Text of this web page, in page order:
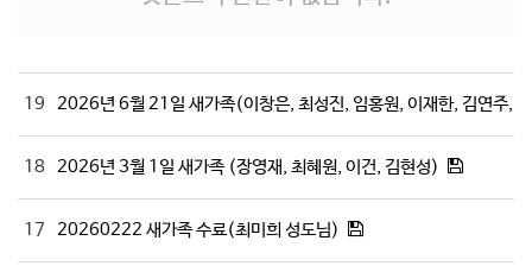
19 2026년 6월 21일 새가족(이창은, 최성진, 임홍원, 이재한, 김연주,
18 2026년 3월 1일 새가족 (장영재, 최혜원, 이건, 김현성)
17 20260222 새가족 수료(최미희 성도님)